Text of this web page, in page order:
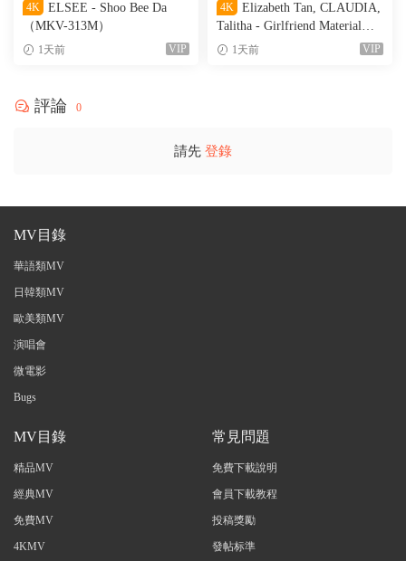
4K
ELSEE - Shoo Bee Da
（MKV-313M）
1天前 VIP
4K
Elizabeth Tan, CLAUDIA,
Talitha - Girlfriend Material
（MKV-236M）
1天前 VIP
評論 0
請先 登錄
MV目錄
華語類MV
日韓類MV
歐美類MV
演唱會
微電影
Bugs
MV目錄
精品MV
經典MV
免費MV
4KMV
常見問題
免費下載說明
會員下載教程
投稿獎勵
發帖标準